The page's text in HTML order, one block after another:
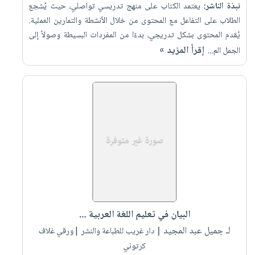
نبذة الناشر: يعتمد الكتاب على منهج تدريسي تواصلي، حيث يُشجع
الطلاب على التفاعل مع المحتوى من خلال الأنشطة والتمارين العملية.
يُقدم المحتوى بشكل تدريجي، بدءًا من المفردات البسيطة وصولاً إلى
الجمل الم... إقرأ المزيد »
البيان في تعليم اللغة العربية ...
لـ جميل عبد المجيد | دار غريب للطباعة والنشر |ورقي غلاف
كرتوني